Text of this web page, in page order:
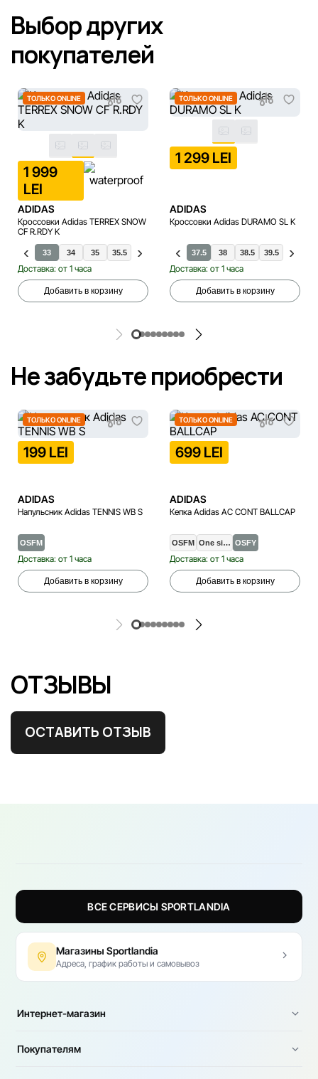
Выбор других
покупателей
ТОЛЬКО ONLINE
1 999
LEI
ADIDAS
Кроссовки Adidas TERREX SNOW
CF R.RDY K
32 33 34 35 35.5 36
Доставка: от 1 часа
Добавить в корзину
ТОЛЬКО ONLINE
1 299 LEI
ADIDAS
Кроссовки Adidas DURAMO SL K
37.5 38 38.5 39.5 40
Доставка: от 1 часа
Добавить в корзину
Не забудьте приобрести
ТОЛЬКО ONLINE
199 LEI
ADIDAS
Напульсник Adidas TENNIS WB S
OSFM
Доставка: от 1 часа
Добавить в корзину
ТОЛЬКО ONLINE
699 LEI
ADIDAS
Кепка Adidas AC CONT BALLCAP
OSFM One si… OSFY
Доставка: от 1 часа
Добавить в корзину
ОТЗЫВЫ
ОСТАВИТЬ ОТЗЫВ
ВСЕ СЕРВИСЫ SPORTLANDIA
Магазины Sportlandia
Адреса, график работы и самовывоз
Интернет-магазин
Покупателям